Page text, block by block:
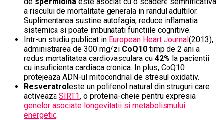
a riscului de mortalitate generala in randul adultilor.
Suplimentarea sustine autofagia, reduce inflamatia
sistemica si poate imbunatati functiile cognitive.
Intr-un studiu publicat in European Heart Journal(2013),
administrarea de 300 mg/zi CoQ10 timp de 2 ani a
redus mortalitatea cardiovasculara cu 42% la pacientii
cu insuficienta cardiaca cronica. In plus, CoQ10
protejeaza ADN-ul mitocondrial de stresul oxidativ.
Resveratroleste un polifenol natural din struguri care
activeaza SIRT1, o proteina-cheie pentru expresia
genelor asociate longevitatii si metabolismului
energetic.